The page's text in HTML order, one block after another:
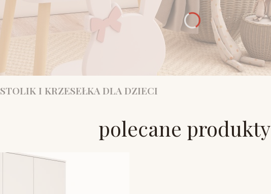
STOLIK I KRZESEŁKA DLA DZIECI
polecane produkty